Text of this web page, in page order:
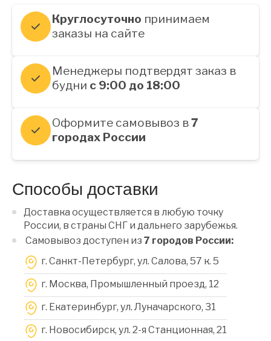
Круглосуточно принимаем
заказы на сайте
Менеджеры подтвердят заказ в
будни с 9:00 до 18:00
Оформите самовывоз в7
городах России
Способы доставки
Доставка осуществляется в любую точку
России, в страны СНГ и дальнего зарубежья.
Самовывоз доступен из 7 городов России:
г. Санкт-Петербург, ул. Салова, 57 к. 5
г. Москва, Промышленный проезд, 12
г. Екатеринбург, ул. Луначарского, 31
г. Новосибирск, ул. 2-я Станционная, 21